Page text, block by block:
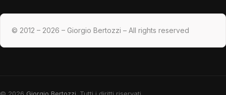
© 2012 – 2026 – Giorgio Bertozzi – All rights reserved